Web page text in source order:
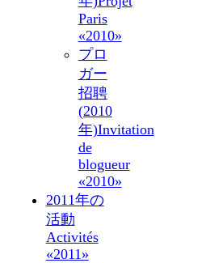
Paris
«2010»
プロ
ガー
招聘
(2010
年)Invitation
de
blogueur
«2010»
2011年の
活動
Activités
«2011»